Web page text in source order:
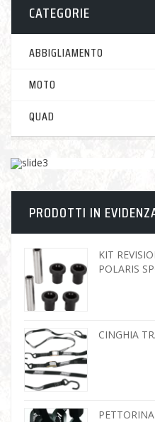
CATEGORIE
ABBIGLIAMENTO
MOTO
QUAD
PRODOTTI IN
KIT
POLARIS
CINGHIA